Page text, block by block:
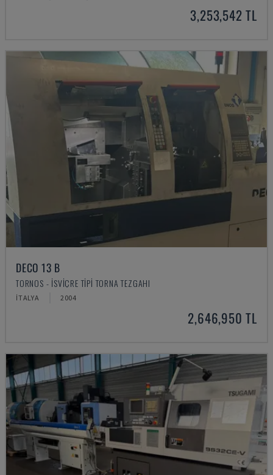
3,253,542 TL
DECO 13 B
TORNOS - İSVIÇRE TIPI TORNA TEZGAHI
İTALYA 2004
2,646,950 TL